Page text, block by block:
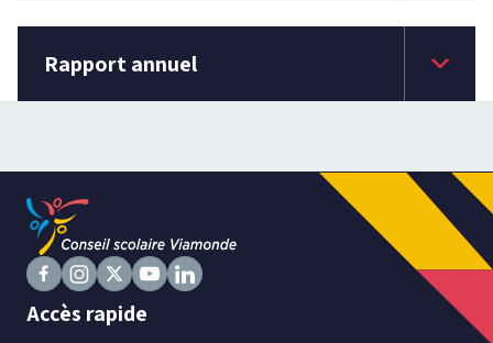
Rapport annuel keyboard_arrow_down
SuivezSuivezSuivez
nous
Suivez
Accès rapide